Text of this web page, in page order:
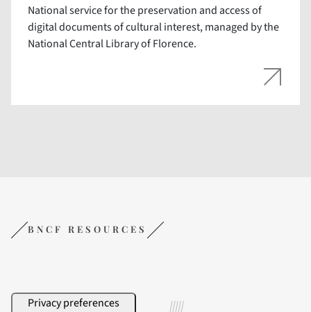
National service for the preservation and access of
digital documents of cultural interest, managed by the
National Central Library of Florence.
BNCF RESOURCES